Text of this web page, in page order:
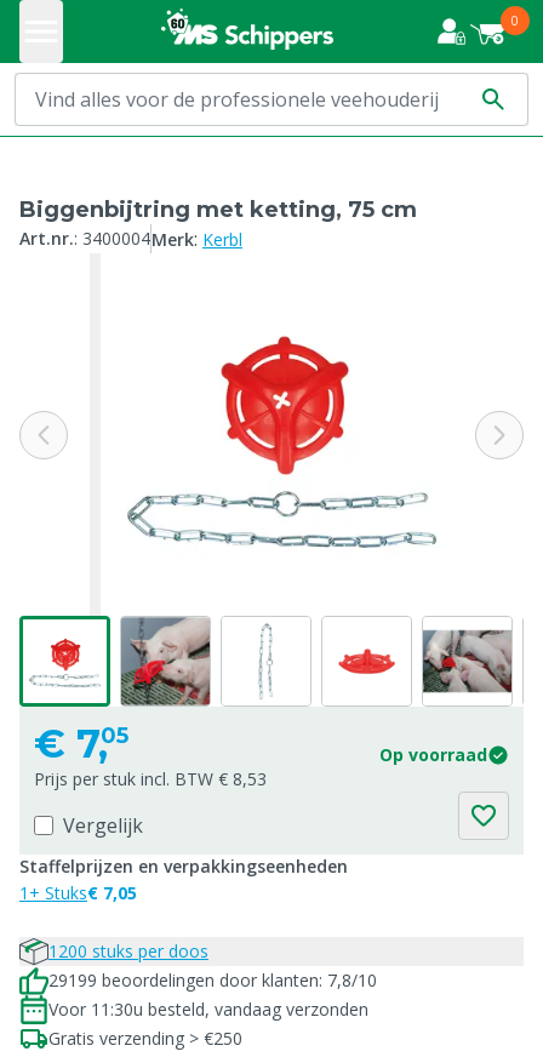
0
Biggenbijtring met ketting, 75 cm
Art.nr.: 3400004Merk: Kerbl
€ 7,05
Op voorraad
Prijs per stuk incl. BTW € 8,53
Vergelijk
Staffelprijzen en verpakkingseenheden
1+ Stuks€ 7,05
1200 stuks per doos
29199 beoordelingen door klanten: 7,8/10
Voor 11:30u besteld, vandaag verzonden
Gratis verzending > €250